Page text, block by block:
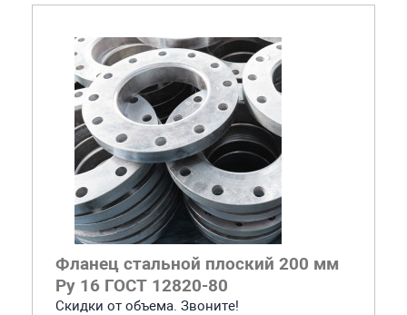
Фланец стальной плоский 200 мм
Ру 16 ГОСТ 12820-80
Скидки от объема. Звоните!